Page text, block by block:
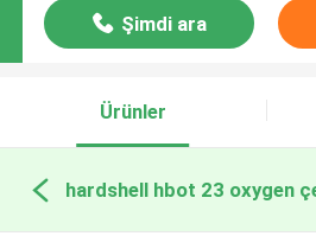
Şimdi ara
Ürünler
hardshell hbot 23 oxygen